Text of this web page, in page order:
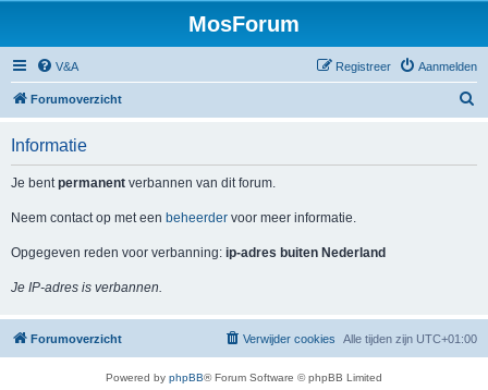
MosForum
V&A Aanmelden
Registreer
Forumoverzicht
Informatie
Je bentpermanent verbannen van dit forum.
Neem contact op met een beheerder voor meer informatie.
Opgegeven reden voor verbanning: ip-adres buiten Nederland
Je IP-adres is verbannen.
Forumoverzicht Alle tijden zijn UTC+01:00
Verwijder cookies
Powered by phpBB® Forum Software © phpBB Limited